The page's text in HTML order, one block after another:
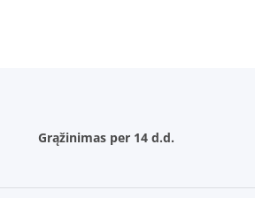
Grąžinimas per 14 d.d.